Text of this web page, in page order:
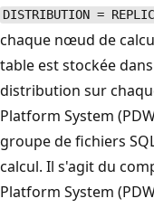
DISTRIBUTION =
chaque nœud de
table est stockée
distribution sur
Platform System
groupe de fichiers
calcul. Il s'agit du
Platform System